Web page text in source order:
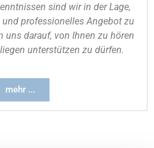
sind wir in der Lage,
professionelles Angebot zu
uns darauf, von Ihnen zu hören
unterstützen zu dürfen.
mehr ...